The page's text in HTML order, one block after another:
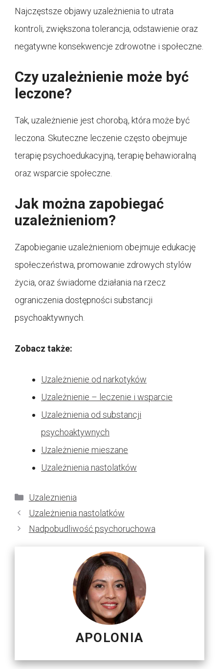
Najczęstsze objawy uzależnienia to utrata
kontroli, zwiększona tolerancja, odstawienie oraz
negatywne konsekwencje zdrowotne i społeczne.
Czy uzależnienie może być
leczone?
Tak, uzależnienie jest chorobą, która może być
leczona. Skuteczne leczenie często obejmuje
terapię psychoedukacyjną, terapię behawioralną
oraz wsparcie społeczne.
Jak można zapobiegać
uzależnieniom?
Zapobieganie uzależnieniom obejmuje edukację
społeczeństwa, promowanie zdrowych stylów
życia, oraz świadome działania na rzecz
ograniczenia dostępności substancji
psychoaktywnych.
Zobacz także:
Uzależnienie od narkotyków
Uzależnienie – leczenie i wsparcie
Uzależnienia od substancji
psychoaktywnych
Uzależnienie mieszane
Uzależnienia nastolatków
Kategorie
Uzaleznienia
Uzależnienia nastolatków
Nadpobudliwość psychoruchowa
APOLONIA